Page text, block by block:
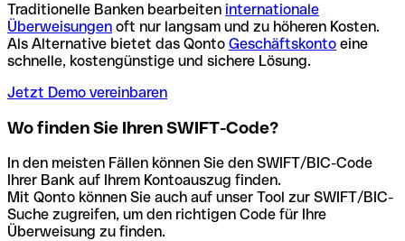
Traditionelle Banken bearbeiten internationale
Überweisungen oft nur langsam und zu höheren Kosten.
Als Alternative bietet das Qonto Geschäftskonto eine
schnelle, kostengünstige und sichere Lösung.
Jetzt Demo vereinbaren
Wo finden Sie Ihren SWIFT-Code?
In den meisten Fällen können Sie den SWIFT/BIC-Code
Ihrer Bank auf Ihrem Kontoauszug finden.
Mit Qonto können Sie auch auf unser Tool zur SWIFT/BIC-
Suche zugreifen, um den richtigen Code für Ihre
Überweisung zu finden.